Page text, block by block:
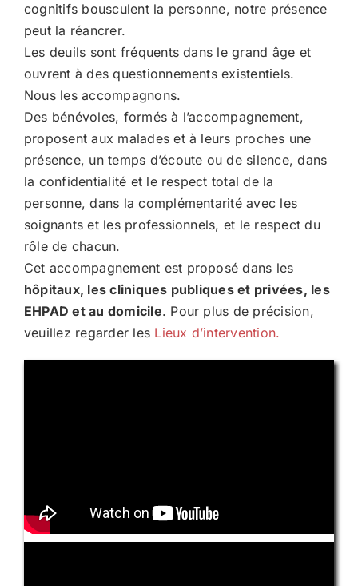
cognitifs bousculent la personne, notre présence
peut la réancrer.
Les deuils sont fréquents dans le grand âge et
ouvrent à des questionnements existentiels.
Nous les accompagnons.
Des bénévoles, formés à l’accompagnement,
proposent aux malades et à leurs proches une
présence, un temps d’écoute ou de silence, dans
la confidentialité et le respect total de la
personne, dans la complémentarité avec les
soignants et les professionnels, et le respect du
rôle de chacun.
Cet accompagnement est proposé dans les
hôpitaux, les cliniques publiques et privées, les
EHPAD et au domicile. Pour plus de précision,
veuillez regarder les Lieux d’intervention.